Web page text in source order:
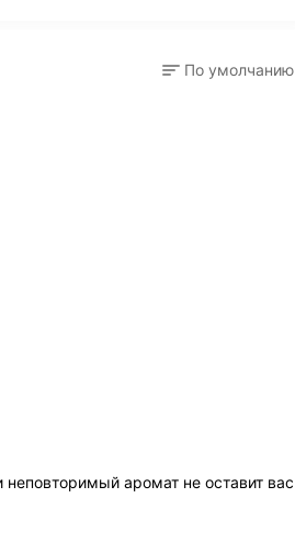
По умолчанию
неповторимый аромат не оставит вас